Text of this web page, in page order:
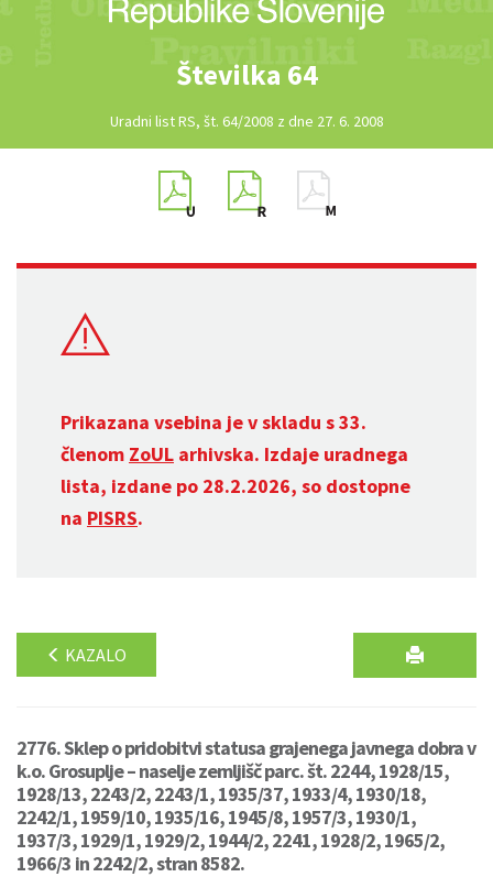
Številka 64
Uradni list RS, št. 64/2008 z dne 27. 6. 2008
Prikazana vsebina je v skladu s 33.
členom ZoUL arhivska. Izdaje uradnega
lista, izdane po 28.2.2026, so dostopne
na PISRS.
KAZALO
2776. Sklep o pridobitvi statusa grajenega javnega dobra v
k.o. Grosuplje – naselje zemljišč parc. št. 2244, 1928/15,
1928/13, 2243/2, 2243/1, 1935/37, 1933/4, 1930/18,
2242/1, 1959/10, 1935/16, 1945/8, 1957/3, 1930/1,
1937/3, 1929/1, 1929/2, 1944/2, 2241, 1928/2, 1965/2,
1966/3 in 2242/2, stran 8582.